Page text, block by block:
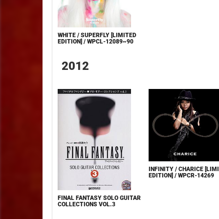
WHITE / SUPERFLY [LIMITED
EDITION] / WPCL-12089~90
2012
FINAL FANTASY SOLO GUITAR
COLLECTIONS VOL.3
INFINITY / CHARICE
EDITION] / WPCR-14269